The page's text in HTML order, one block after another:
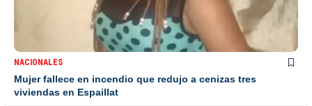
NACIONALES
Mujer fallece en incendio que redujo a cenizas tres
viviendas en Espaillat